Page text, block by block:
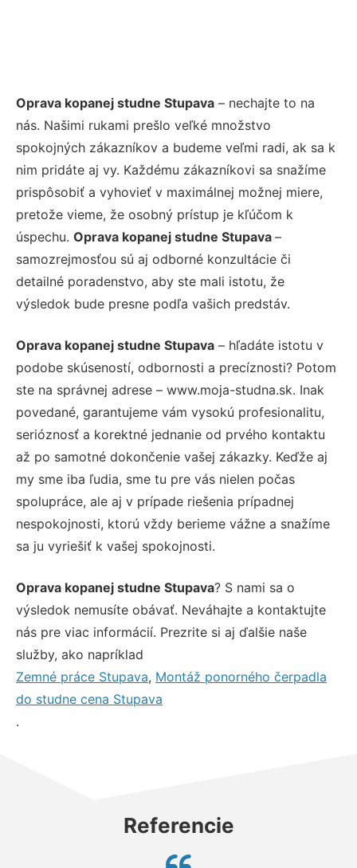
Oprava kopanej studne Stupava – nechajte to na
nás. Našimi rukami prešlo veľké množstvo
spokojných zákazníkov a budeme veľmi radi, ak sa k
nim pridáte aj vy. Každému zákazníkovi sa snažíme
prispôsobiť a vyhovieť v maximálnej možnej miere,
pretože vieme, že osobný prístup je kľúčom k
úspechu. Oprava kopanej studne Stupava –
samozrejmosťou sú aj odborné konzultácie či
detailné poradenstvo, aby ste mali istotu, že
výsledok bude presne podľa vašich predstáv.
Oprava kopanej studne Stupava – hľadáte istotu v
podobe skúseností, odbornosti a precíznosti? Potom
ste na správnej adrese – www.moja-studna.sk. Inak
povedané, garantujeme vám vysokú profesionalitu,
serióznosť a korektné jednanie od prvého kontaktu
až po samotné dokončenie vašej zákazky. Keďže aj
my sme iba ľudia, sme tu pre vás nielen počas
spolupráce, ale aj v prípade riešenia prípadnej
nespokojnosti, ktorú vždy berieme vážne a snažíme
sa ju vyriešiť k vašej spokojnosti.
Oprava kopanej studne Stupava? S nami sa o
výsledok nemusíte obávať. Neváhajte a kontaktujte
nás pre viac informácií. Prezrite si aj ďalšie naše
služby, ako napríklad
Zemné práce Stupava, Montáž ponorného čerpadla
do studne cena Stupava
.
Referencie